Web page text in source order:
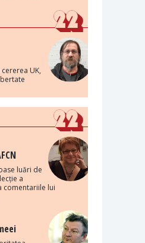
UK,
luări de
a
comentariile lui